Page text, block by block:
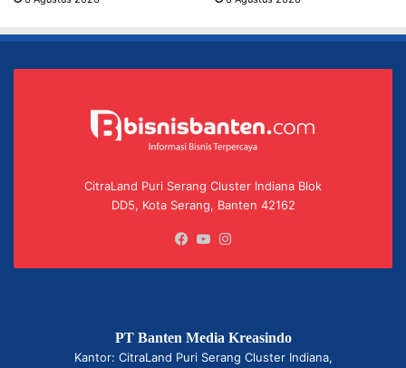
CitraLand Puri Serang Cluster Indiana Blok
DD5, Kota Serang, Banten 42162
Facebook
YouTube
PT Banten Media Kreasindo
Kantor: CitraLand Puri Serang Cluster Indiana,